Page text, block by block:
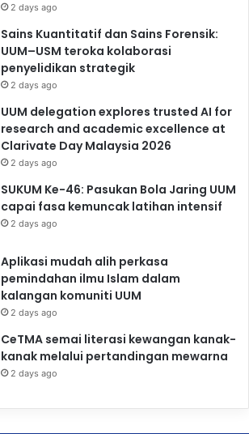
2 days ago
Sains Kuantitatif dan Sains Forensik:
UUM–USM teroka kolaborasi
penyelidikan strategik
2 days ago
UUM delegation explores trusted AI for
research and academic excellence at
Clarivate Day Malaysia 2026
2 days ago
SUKUM Ke-46: Pasukan Bola Jaring UUM
capai fasa kemuncak latihan intensif
2 days ago
Aplikasi mudah alih perkasa
pemindahan ilmu Islam dalam
kalangan komuniti UUM
2 days ago
CeTMA semai literasi kewangan kanak-
kanak melalui pertandingan mewarna
2 days ago